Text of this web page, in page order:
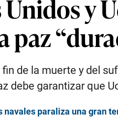
y
paz
fin de la muerte y del
debe garantizar que
navales paraliza una gran